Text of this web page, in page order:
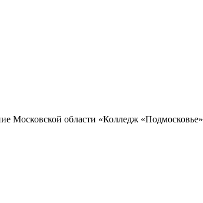
Московской области «Колледж «Подмосковье»